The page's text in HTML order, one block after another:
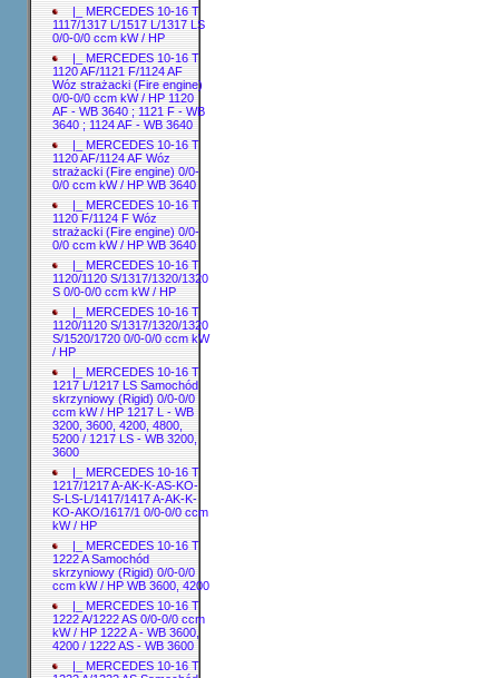
|_ MERCEDES 10-16 T
1117/1317 L/1517 L/1317 LS
0/0-0/0 ccm kW / HP
|_ MERCEDES 10-16 T
1120 AF/1121 F/1124 AF
Wóz strażacki (Fire engine)
0/0-0/0 ccm kW / HP 1120
AF - WB 3640 ; 1121 F - WB
3640 ; 1124 AF - WB 3640
|_ MERCEDES 10-16 T
1120 AF/1124 AF Wóz
strażacki (Fire engine) 0/0-
0/0 ccm kW / HP WB 3640
|_ MERCEDES 10-16 T
1120 F/1124 F Wóz
strażacki (Fire engine) 0/0-
0/0 ccm kW / HP WB 3640
|_ MERCEDES 10-16 T
1120/1120 S/1317/1320/1320
S 0/0-0/0 ccm kW / HP
|_ MERCEDES 10-16 T
1120/1120 S/1317/1320/1320
S/1520/1720 0/0-0/0 ccm kW
/ HP
|_ MERCEDES 10-16 T
1217 L/1217 LS Samochód
skrzyniowy (Rigid) 0/0-0/0
ccm kW / HP 1217 L - WB
3200, 3600, 4200, 4800,
5200 / 1217 LS - WB 3200,
3600
|_ MERCEDES 10-16 T
1217/1217 A-AK-K-AS-KO-
S-LS-L/1417/1417 A-AK-K-
KO-AKO/1617/1 0/0-0/0 ccm
kW / HP
|_ MERCEDES 10-16 T
1222 A Samochód
skrzyniowy (Rigid) 0/0-0/0
ccm kW / HP WB 3600, 4200
|_ MERCEDES 10-16 T
1222 A/1222 AS 0/0-0/0 ccm
kW / HP 1222 A - WB 3600,
4200 / 1222 AS - WB 3600
|_ MERCEDES 10-16 T